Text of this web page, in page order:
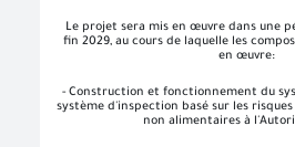
Le projet sera mis en œuvre dans une
fin 2029, au cours de laquelle les
en œuvre:
- Construction et fonctionnement du
système d'inspection basé sur les
non alimentaires à